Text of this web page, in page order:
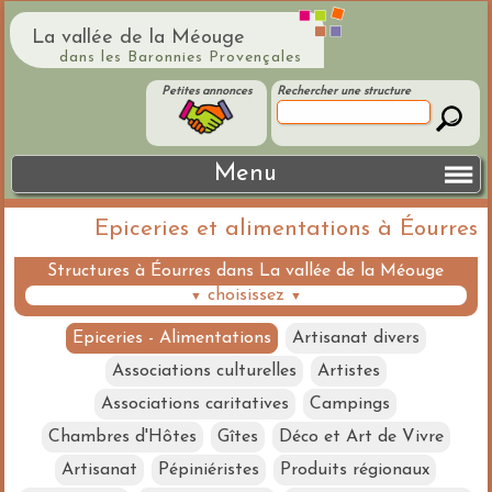
La vallée de la Méouge
dans les Baronnies Provençales
Rechercher une structure
Petites annonces
Menu
Epiceries et alimentations à Éourres
Structures à Éourres dans La vallée de la Méouge
▼ choisissez ▼
Epiceries - Alimentations
Artisanat divers
Associations culturelles
Artistes
Associations caritatives
Campings
Chambres d'Hôtes
Gîtes
Déco et Art de Vivre
Artisanat
Pépiniéristes
Produits régionaux